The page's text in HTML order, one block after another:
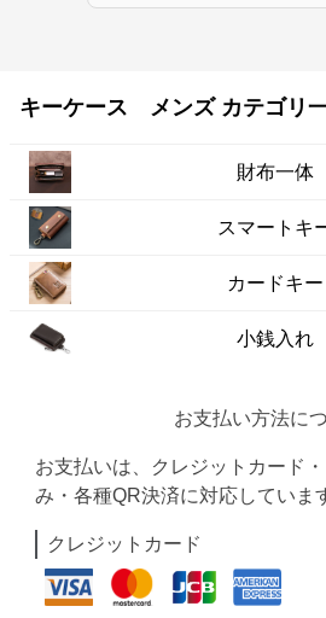
キーケース メンズ カテゴリ
財布一体
スマートキ
カードキー
小銭入れ
お支払い方法に
お支払いは、クレジットカード
み・各種QR決済に対応していま
クレジットカード